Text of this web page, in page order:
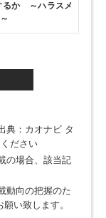
るか ～ハラスメ
典：カオナビ タ
ださい
の場合、該当記
動向の把握のた
い致します。